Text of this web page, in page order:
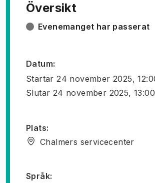
Översikt
Evenemanget har passerat
Datum:
Startar 24 november 2025,
Slutar 24 november 2025, 13:00
Plats:
Chalmers servicecenter
Språk: